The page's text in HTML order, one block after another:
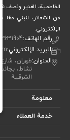
الفاطمية، الغدير ونصف
من الشعائر، لنبني معًا
الإلكتروني.
رقم الهاتف:
البريد الإلكتروني:
العنوان:طهران،
الشرقية
معلومة
خدمة العملاء